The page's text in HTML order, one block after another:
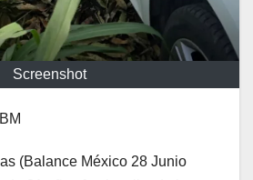
Screenshot
(Balance México 28 Junio